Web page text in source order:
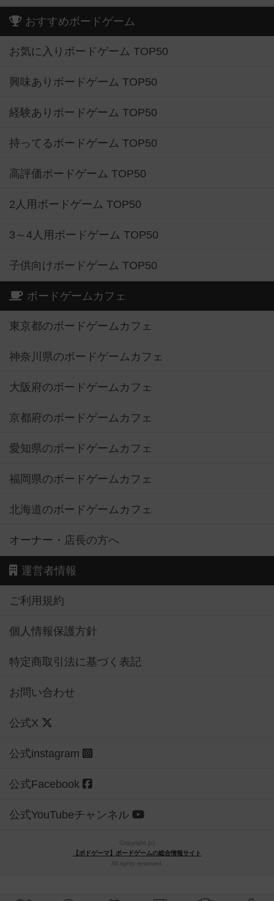
おすすめボードゲーム
お気に入りボードゲーム TOP50
興味ありボードゲーム TOP50
経験ありボードゲーム TOP50
持ってるボードゲーム TOP50
高評価ボードゲーム TOP50
2人用ボードゲーム TOP50
3～4人用ボードゲーム TOP50
子供向けボードゲーム TOP50
ボードゲームカフェ
東京都のボードゲームカフェ
神奈川県のボードゲームカフェ
大阪府のボードゲームカフェ
京都府のボードゲームカフェ
愛知県のボードゲームカフェ
福岡県のボードゲームカフェ
北海道のボードゲームカフェ
オーナー・店長の方へ
運営者情報
ご利用規約
個人情報保護方針
特定商取引法に基づく表記
お問い合わせ
公式X
公式instagram
公式Facebook
公式YouTubeチャンネル
Copyright (c)
【ボドゲーマ】ボードゲームの総合情報サイト
All rights reserved.